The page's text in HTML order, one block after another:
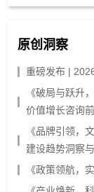
原创洞察
重磅发布 |
《破局与跃升
价值增长咨询前
《品牌引领，
建设趋势洞察与
《政策领航，